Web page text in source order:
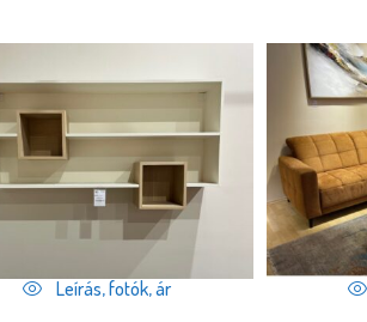
Leírás, fotók, ár